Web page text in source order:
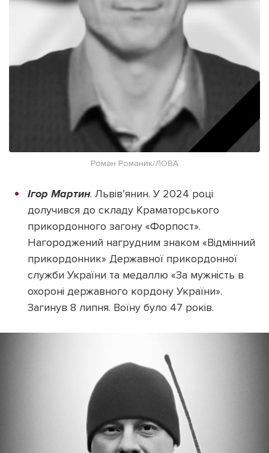
Роман Романик/ЛОВА
Ігор Мартин. Львів’янин. У 2024 році
долучився до складу Краматорського
прикордонного загону «Форпост».
Нагороджений нагрудним знаком «Відмінний
прикордонник» Державної прикордонної
служби України та медаллю «За мужність в
охороні державного кордону України».
Загинув 8 липня. Воїну було 47 років.